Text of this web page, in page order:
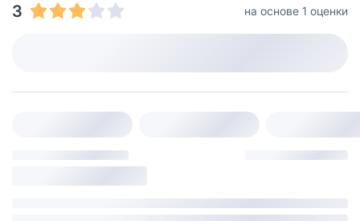
3
на основе 1 оценки